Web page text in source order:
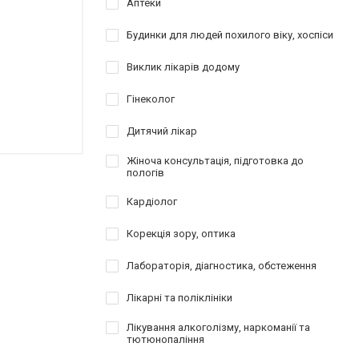
Аптеки
Будинки для людей похилого віку, хоспіси
Виклик лікарів додому
Гінеколог
Дитячий лікар
Жіноча консультація, підготовка до
пологів
Кардіолог
Корекція зору, оптика
Лабораторія, діагностика, обстеження
Лікарні та поліклініки
Лікування алкоголізму, наркоманії та
тютюнопаління